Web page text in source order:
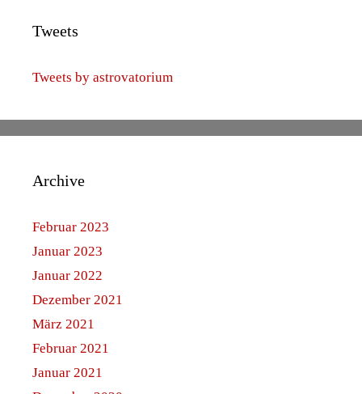
Tweets
Tweets by astrovatorium
Archive
Februar 2023
Januar 2023
Januar 2022
Dezember 2021
März 2021
Februar 2021
Januar 2021